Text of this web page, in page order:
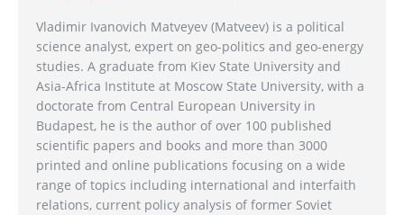
Vladimir Ivanovich Matveyev (Matveev) is a political
science analyst, expert on geo-politics and geo-energy
studies. A graduate from Kiev State University and
Asia-Africa Institute at Moscow State University, with a
doctorate from Central European University in
Budapest, he is the author of over 100 published
scientific papers and books and more than 3000
printed and online publications focusing on a wide
range of topics including international and interfaith
relations, current policy analysis of former Soviet